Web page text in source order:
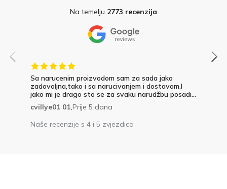
Na temelju 2773 recenzija
Sa narucenim proizvodom sam za sada jako
zadovoljna,tako i sa narucivanjem i dostavom.I
jako mi je drago sto se za svaku narudžbu posadi...
cvillye01 01,Prije 5 dana
Naše recenzije s 4 i 5 zvjezdica